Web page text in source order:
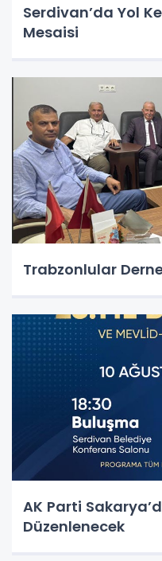
Serdivan’da Yol
Mesaisi
Trabzonlular
AK Parti
Düzenlenecek